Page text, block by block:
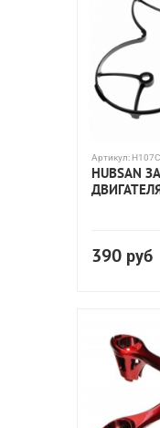
Артикул:
HUBSAN
390 руб